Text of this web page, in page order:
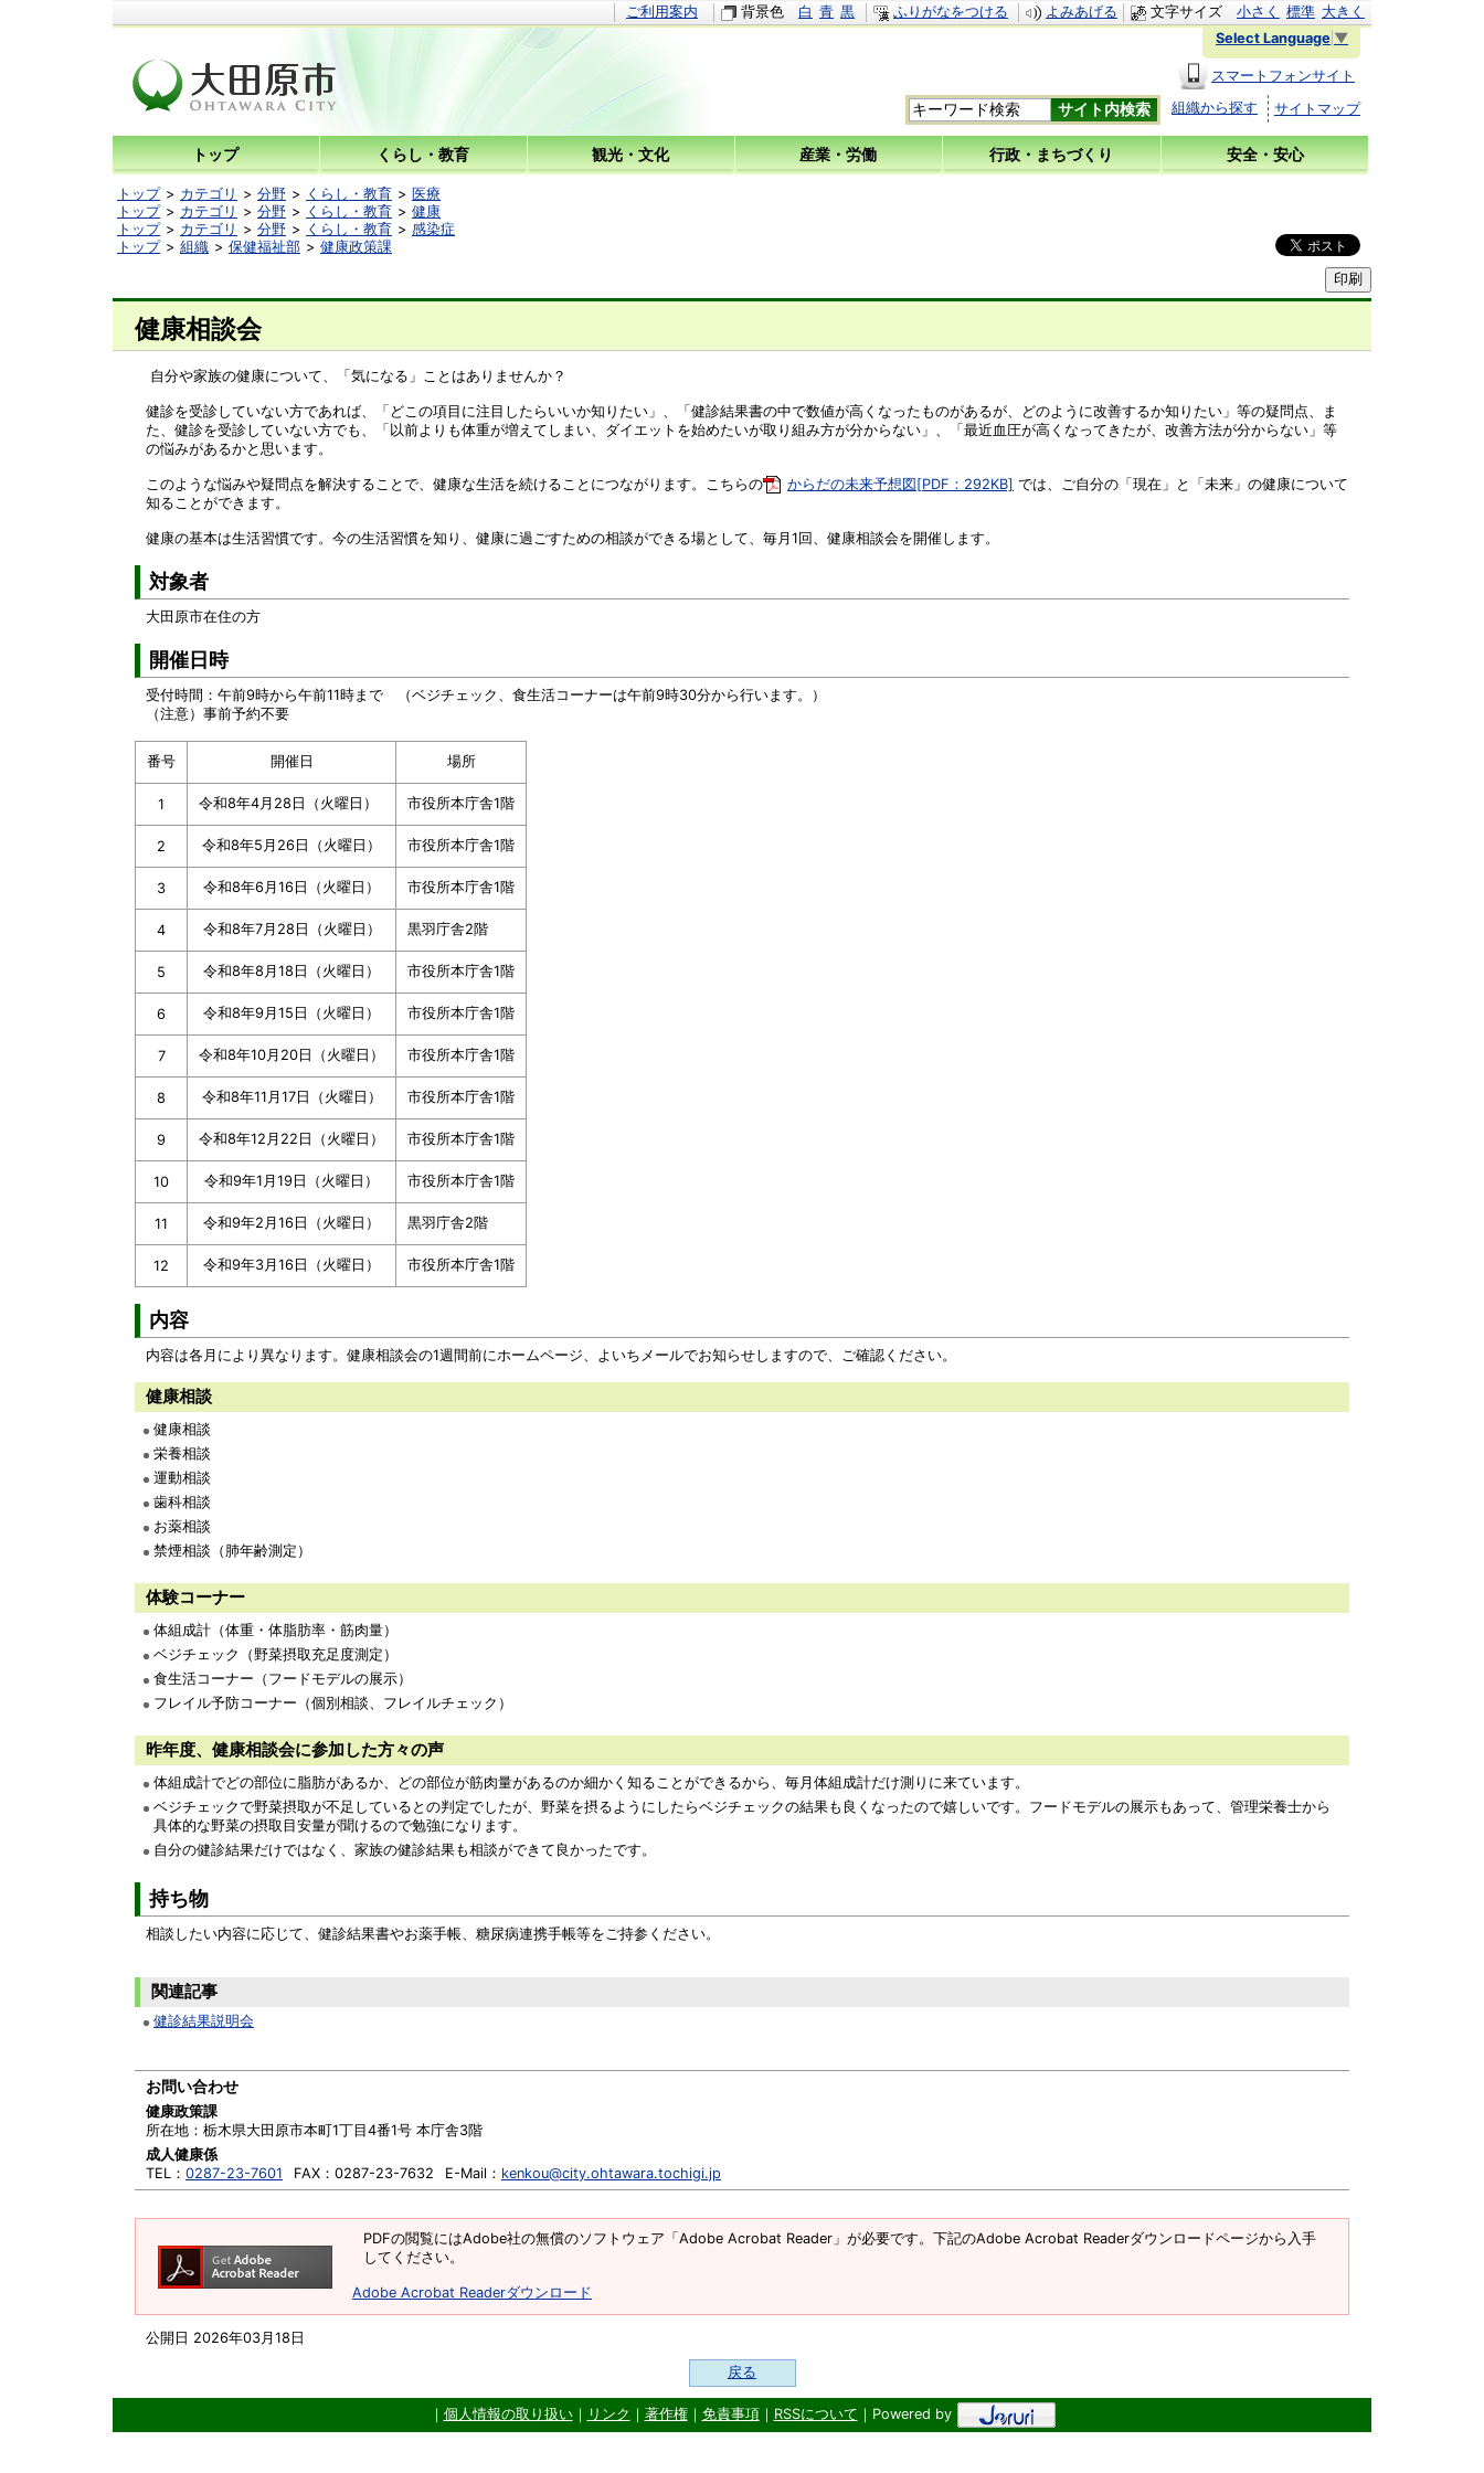
文字サイズ 小さく 標準 大きく
ご利用案内 背景色 白 青 黒 ふりがなをつける
よみあげる
Select Language ▼
スマートフォンサイト
組織から探す
サイトマップ
トップ くらし・教育 観光・文化 産業・労働 行政・まちづくり 安全・安心
トップ カテゴリ 分野 くらし・教育
医療
トップ
カテゴリ 分野 くらし・教育
健康
トップ
カテゴリ 分野 くらし・教育
感染症
トップ
組織 保健福祉部 健康政策課
健康相談会
公開日 2026年03月18日
自分や家族の健康について、「気になる」ことはありませんか？
健診を受診していない方であれば、「どこの項目に注目したらいいか知りたい」、「健診結果書の中で数値が高くなったものがあるが、どのように改善するか知りたい」等の疑問点、ま
た、健診を受診していない方でも、「以前よりも体重が増えてしまい、ダイエットを始めたいが取り組み方が分からない」、「最近血圧が高くなってきたが、改善方法が分からない」等
の悩みがあるかと思います。
このような悩みや疑問点を解決することで、健康な生活を続けることにつながります。こちらの からだの未来予想図[PDF：292KB] では、ご自分の「現在」と「未来」の健康について
知ることができます。
健康の基本は生活習慣です。今の生活習慣を知り、健康に過ごすための相談ができる場として、毎月1回、健康相談会を開催します。
対象者
大田原市在住の方
開催日時
受付時間：午前9時から午前11時まで （ベジチェック、食生活コーナーは午前9時30分から行います。）
（注意）事前予約不要
番号 開催日 場所
1 令和8年4月28日（火曜日） 市役所本庁舎1階
2 令和8年5月26日（火曜日） 市役所本庁舎1階
3 令和8年6月16日（火曜日） 市役所本庁舎1階
4 令和8年7月28日（火曜日） 黒羽庁舎2階
5 令和8年8月18日（火曜日） 市役所本庁舎1階
6 令和8年9月15日（火曜日） 市役所本庁舎1階
7 令和8年10月20日（火曜日） 市役所本庁舎1階
8 令和8年11月17日（火曜日） 市役所本庁舎1階
9 令和8年12月22日（火曜日） 市役所本庁舎1階
10 令和9年1月19日（火曜日） 市役所本庁舎1階
11 令和9年2月16日（火曜日） 黒羽庁舎2階
12 令和9年3月16日（火曜日） 市役所本庁舎1階
内容
内容は各月により異なります。健康相談会の1週間前にホームページ、よいちメールでお知らせしますので、ご確認ください。
健康相談
健康相談
栄養相談
運動相談
歯科相談
お薬相談
禁煙相談（肺年齢測定）
体験コーナー
体組成計（体重・体脂肪率・筋肉量）
ベジチェック（野菜摂取充足度測定）
食生活コーナー（フードモデルの展示）
フレイル予防コーナー（個別相談、フレイルチェック）
昨年度、健康相談会に参加した方々の声
体組成計でどの部位に脂肪があるか、どの部位が筋肉量があるのか細かく知ることができるから、毎月体組成計だけ測りに来ています。
ベジチェックで野菜摂取が不足しているとの判定でしたが、野菜を摂るようにしたらベジチェックの結果も良くなったので嬉しいです。フードモデルの展示もあって、管理栄養士から
具体的な野菜の摂取目安量が聞けるので勉強になります。
自分の健診結果だけではなく、家族の健診結果も相談ができて良かったです。
持ち物
相談したい内容に応じて、健診結果書やお薬手帳、糖尿病連携手帳等をご持参ください。
関連記事
健診結果説明会
お問い合わせ
健康政策課
所在地： 栃木県大田原市本町1丁目4番1号 本庁舎3階
成人健康係
TEL： 0287-23-7601 FAX： 0287-23-7632 E-Mail： kenkou@city.ohtawara.tochigi.jp
PDFの閲覧にはAdobe社の無償のソフトウェア「Adobe Acrobat Reader」が必要です。下記のAdobe Acrobat Readerダウンロードページから入手
してください。
Adobe Acrobat Readerダウンロード
戻る
｜ 個人情報の取り扱い｜ リンク ｜ 著作権｜ 免責事項｜ RSSについて ｜Powered by